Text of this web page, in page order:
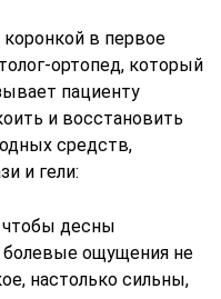
коронкой в первое
ортопед, который
пациенту
и восстановить
средств,
и гели:
чтобы десны
болевые ощущения не
настолько сильны,